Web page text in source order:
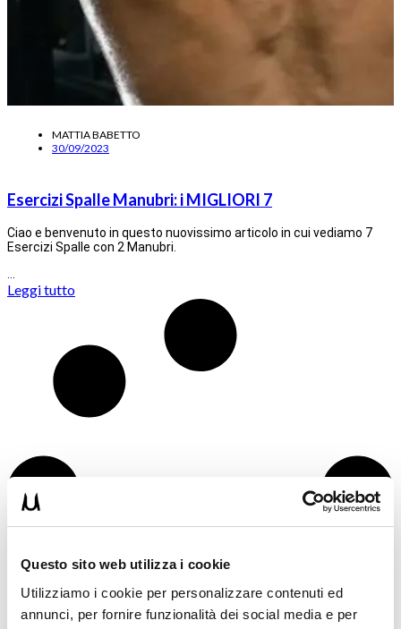
Questo sito web utilizza i cookie
Utilizziamo i cookie per personalizzare contenuti ed
annunci, per fornire funzionalità dei social media e per
MATTIA BABETTO
30/09/2023
Esercizi Spalle Manubri: i MIGLIORI 7
Ciao e benvenuto in questo nuovissimo articolo in cui vediamo 7
Esercizi Spalle con 2 Manubri.
Leggi tutto